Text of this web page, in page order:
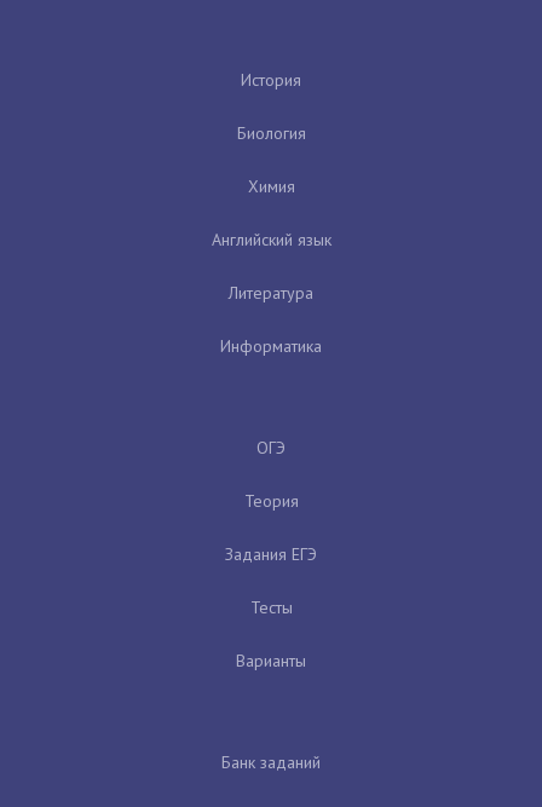
История
Биология
Химия
Английский язык
Литература
Информатика
ОГЭ
Теория
Задания ЕГЭ
Тесты
Варианты
Банк заданий